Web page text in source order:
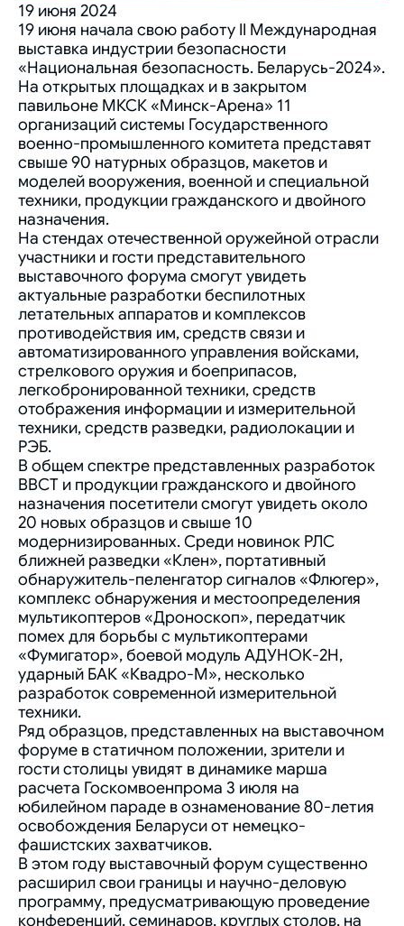
19 июня 2024
19 июня начала свою работу II Международная
выставка индустрии безопасности
«Национальная безопасность. Беларусь-2024».
На открытых площадках и в закрытом
павильоне МКСК «Минск-Арена» 11
организаций системы Государственного
военно-промышленного комитета представят
свыше 90 натурных образцов, макетов и
моделей вооружения, военной и специальной
техники, продукции гражданского и двойного
назначения.
На стендах отечественной оружейной отрасли
участники и гости представительного
выставочного форума смогут увидеть
актуальные разработки беспилотных
летательных аппаратов и комплексов
противодействия им, средств связи и
автоматизированного управления войсками,
стрелкового оружия и боеприпасов,
легкобронированной техники, средств
отображения информации и измерительной
техники, средств разведки, радиолокации и
РЭБ.
В общем спектре представленных разработок
ВВСТ и продукции гражданского и двойного
назначения посетители смогут увидеть около
20 новых образцов и свыше 10
модернизированных. Среди новинок РЛС
ближней разведки «Клен», портативный
обнаружитель-пеленгатор сигналов «Флюгер»,
комплекс обнаружения и местоопределения
мультикоптеров «Дроноскоп», передатчик
помех для борьбы с мультикоптерами
«Фумигатор», боевой модуль АДУНОК-2Н,
ударный БАК «Квадро-М», несколько
разработок современной измерительной
техники.
Ряд образцов, представленных на выставочном
форуме в статичном положении, зрители и
гости столицы увидят в динамике марша
расчета Госкомвоенпрома 3 июля на
юбилейном параде в ознаменование 80-летия
освобождения Беларуси от немецко-
фашистских захватчиков.
В этом году выставочный форум существенно
расширил свои границы и научно-деловую
программу, предусматривающую проведение
конференций, семинаров, круглых столов, на